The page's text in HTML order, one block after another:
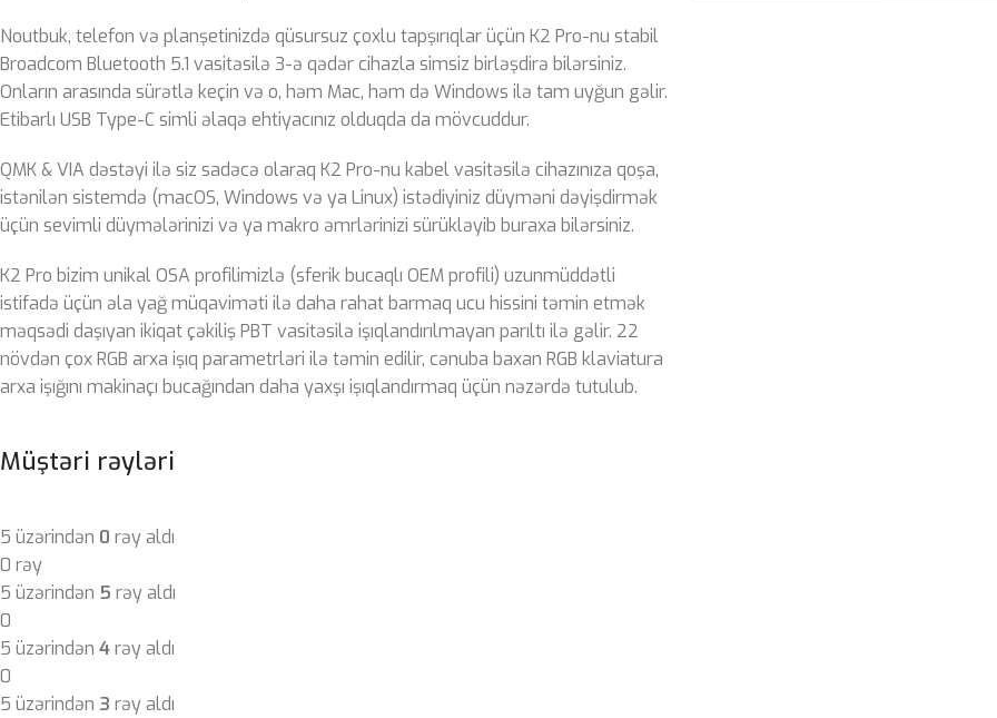
Noutbuk, telefon və planşetinizdə qüsursuz çoxlu tapşırıqlar üçün K2 Pro-nu stabil
Broadcom Bluetooth 5.1 vasitəsilə 3-ə qədər cihazla simsiz birləşdirə bilərsiniz.
Onların arasında sürətlə keçin və o, həm Mac, həm də Windows ilə tam uyğun gəlir.
Etibarlı USB Type-C simli əlaqə ehtiyacınız olduqda da mövcuddur.
QMK & VIA dəstəyi ilə siz sadəcə olaraq K2 Pro-nu kabel vasitəsilə cihazınıza qoşa,
istənilən sistemdə (macOS, Windows və ya Linux) istədiyiniz düyməni dəyişdirmək
üçün sevimli düymələrinizi və ya makro əmrlərinizi sürükləyib buraxa bilərsiniz.
K2 Pro bizim unikal OSA profilimizlə (sferik bucaqlı OEM profili) uzunmüddətli
istifadə üçün əla yağ müqaviməti ilə daha rahat barmaq ucu hissini təmin etmək
məqsədi daşıyan ikiqat çəkiliş PBT vasitəsilə işıqlandırılmayan parıltı ilə gəlir. 22
növdən çox RGB arxa işıq parametrləri ilə təmin edilir, cənuba baxan RGB klaviatura
arxa işığını makinaçı bucağından daha yaxşı işıqlandırmaq üçün nəzərdə tutulub.
Müştəri rəyləri
5 üzərindən 0 rəy aldı
0 rəy
5 üzərindən 5 rəy aldı
0
5 üzərindən 4rəy aldı
0
5 üzərindən 3 rəy aldı